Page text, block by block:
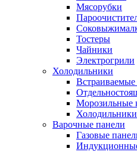
Мясорубки
Тостеры
Чайники
Электрогрили
Холодильники
Морозильные
Варочные панели
Газовые